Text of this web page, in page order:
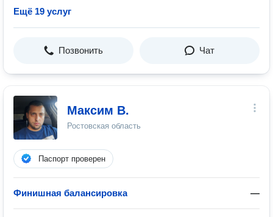
Ещё 19 услуг
Позвонить Чат
Максим В.
Ростовская область
Паспорт проверен
Финишная балансировка —